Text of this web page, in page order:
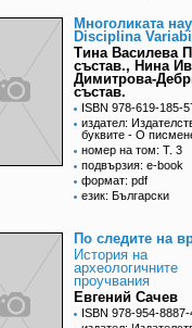
Многоликата
Disciplina
Тина Василева
състав., Нина
Димитрова-
състав.
ISBN 978-619-185-
издател:
буквите - О
номер на том: Т. 3
подвързия: e-book
формат: pdf
език: Български
По следите на
История на
археологичните
проучвания
Евгений Сачев
ISBN 978-954-